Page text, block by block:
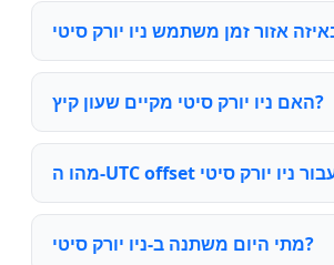
האם ניו יורק סיטי מקיים שעון קיץ?
מתי היום משתנה ב-ניו יורק סיטי?